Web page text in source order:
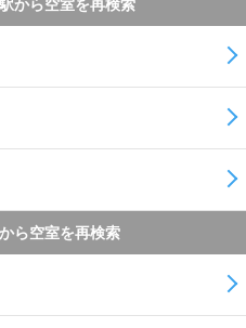
から空室を再検索
ら空室を再検索